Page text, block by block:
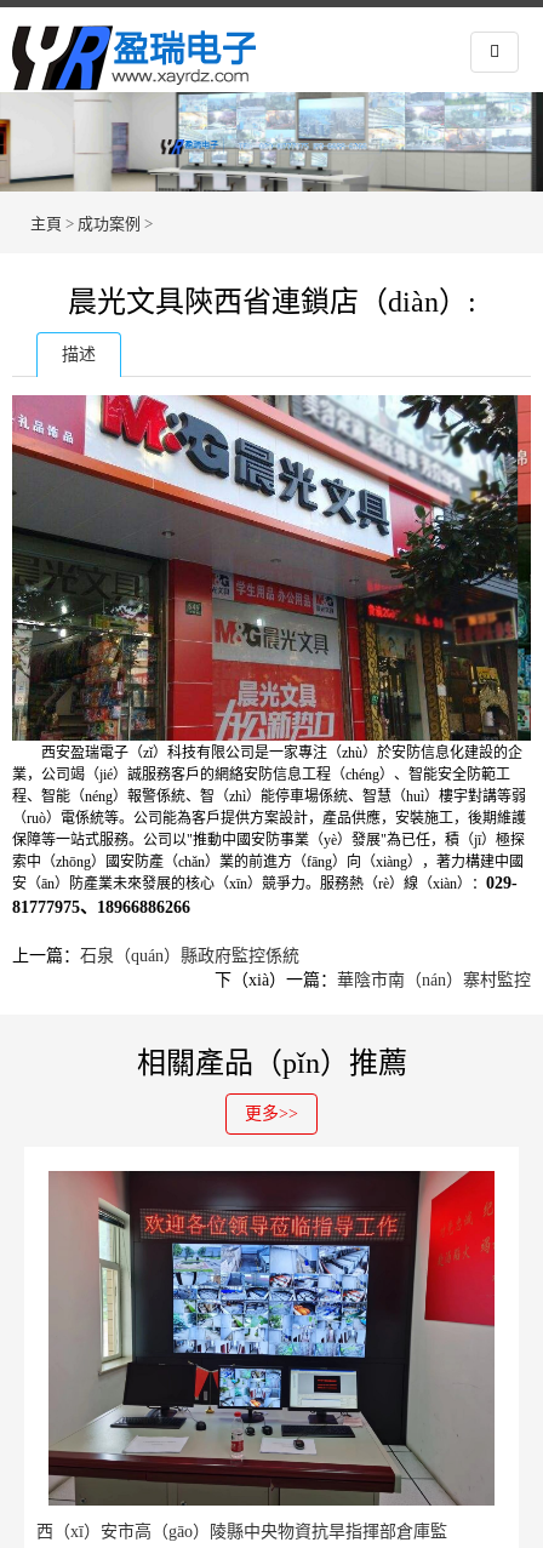
主頁 > 成功案例 >
晨光文具陝西省連鎖店（diàn）:
描述
西安盈瑞電子（zǐ）科技有限公司是一家專注（zhù）於安防信息化建設的企
業，公司竭（jié）誠服務客戶的網絡安防信息工程（chéng）、智能安全防範工
程、智能（néng）報警係統、智（zhì）能停車場係統、智慧（huì）樓宇對講等弱
（ruò）電係統等。公司能為客戶提供方案設計，產品供應，安裝施工，後期維護
保障等一站式服務。公司以"推動中國安防事業（yè）發展"為已任，積（jī）極探
索中（zhōng）國安防產（chǎn）業的前進方（fāng）向（xiàng），著力構建中國
安（ān）防產業未來發展的核心（xīn）競爭力。服務熱（rè）線（xiàn）： 029-
81777975、18966886266
上一篇： 石泉（quán）縣政府監控係統
下（xià）一篇： 華陰市南（nán）寨村監控
相關產品（pǐn）推薦
更多>>
西（xī）安市高（gāo）陵縣中央物資抗旱指揮部倉庫監